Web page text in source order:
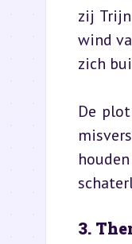
zij
wind
zich
De
3.